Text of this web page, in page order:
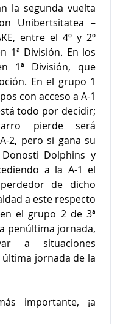
la segunda vuelta
Unibertsitatea –
entre el 4º y 2º
1ª División. En los
1ª División, que
En el grupo 1
con acceso a A-1
todo por decidir;
pierde será
2, pero si gana su
Dolphins y
a la A-1 el
de dicho
a este respecto
el grupo 2 de 3ª
penúltima jornada,
a situaciones
jornada de la
importante, ¡a